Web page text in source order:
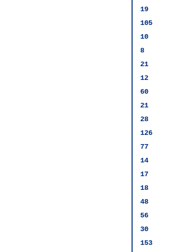
19
105
10
8
21
12
60
21
28
126
77
14
17
18
48
56
30
153